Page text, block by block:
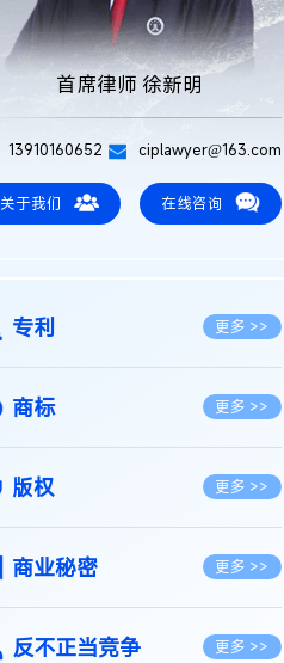
首席律师 徐新明
13910160652 ciplawyer@163.com
关于我们 在线咨询
专利 更多 >>
商标 更多 >>
版权 更多 >>
商业秘密 更多 >>
反不正当竞争 更多 >>